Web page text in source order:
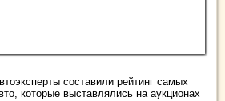
составили рейтинг самых
которые выставлялись на аукционах